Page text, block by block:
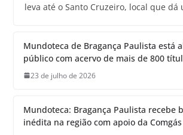
leva até o Santo Cruzeiro, local que dá
Mundoteca de Bragança Paulista está
público com acervo de mais de 800
23 de julho de 2026
Mundoteca: Bragança Paulista recebe
inédita na região com apoio da Comgás